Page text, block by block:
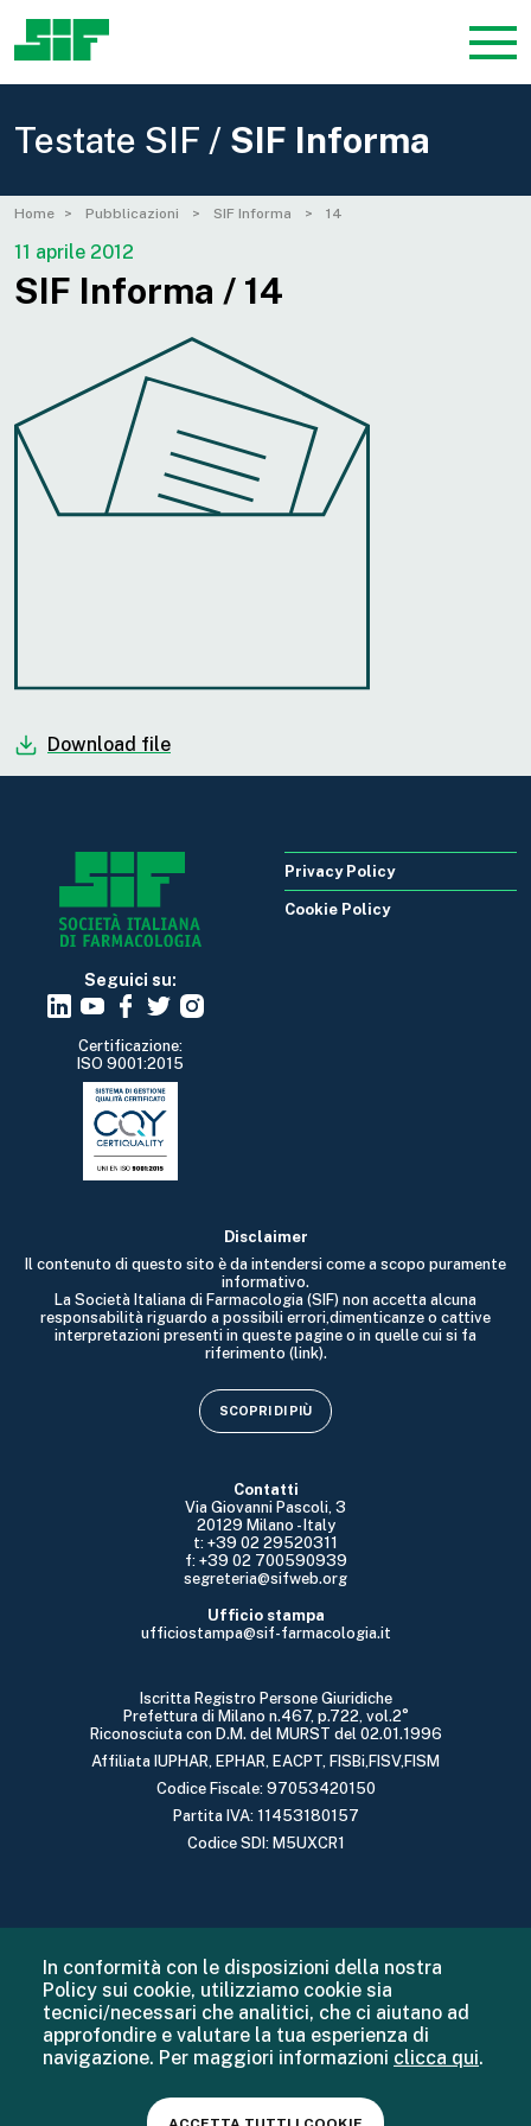
Testate SIF / SIF Informa
Home Pubblicazioni SIF Informa 14
11 aprile 2012
SIF Informa / 14
Download file
Seguici su:
Certificazione:
ISO 9001:2015
Contatti
Via Giovanni Pascoli, 3
20129 Milano - Italy
t: +39 02 29520311
f: +39 02 700590939
segreteria@sifweb.org
Ufficio stampa
ufficiostampa@sif-farmacologia.it
Iscritta Registro Persone Giuridiche
Prefettura di Milano n.467, p.722, vol.2°
Riconosciuta con D.M. del MURST del 02.01.1996
Affiliata IUPHAR, EPHAR, EACPT, FISBi,FISV,FISM
Codice Fiscale: 97053420150
Partita IVA: 11453180157
Codice SDI: M5UXCR1
Disclaimer
Il contenuto di questo sito è da intendersi come a scopo puramente
informativo.
La Società Italiana di Farmacologia (SIF) non accetta alcuna
responsabilità riguardo a possibili errori,dimenticanze o cattive
interpretazioni presenti in queste pagine o in quelle cui si fa
riferimento (link).
SCOPRI DI PIÙ
Privacy Policy
Cookie Policy
In conformità con le disposizioni della nostra
Policy sui cookie, utilizziamo cookie sia
tecnici/necessari che analitici, che ci aiutano ad
approfondire e valutare la tua esperienza di
navigazione. Per maggiori informazioni clicca qui.